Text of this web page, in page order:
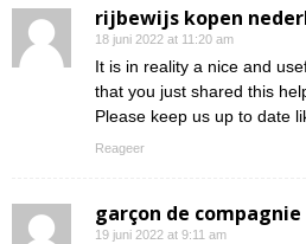
rijbewijs kopen
18 juni 2022 at 11:20 am
It is in reality a nice and
that you just shared this
Please keep us up to date
Reageer
garçon de
19 juni 2022 at 9:11 am